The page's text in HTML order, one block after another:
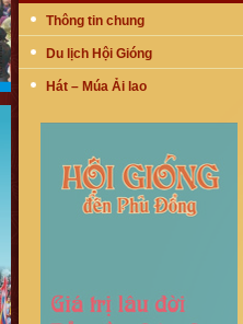
Thông tin chung
Du lịch Hội Gióng
Hát – Múa Ải lao